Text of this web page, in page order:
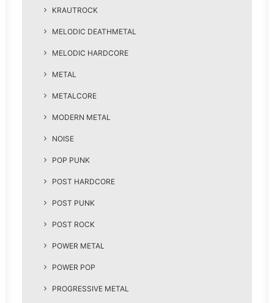
KRAUTROCK
MELODIC DEATHMETAL
MELODIC HARDCORE
METAL
METALCORE
MODERN METAL
NOISE
POP PUNK
POST HARDCORE
POST PUNK
POST ROCK
POWER METAL
POWER POP
PROGRESSIVE METAL